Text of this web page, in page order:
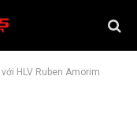
HLV Ruben Amorim